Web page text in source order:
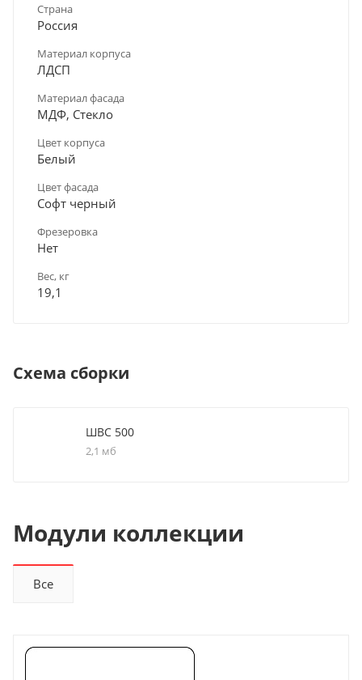
Страна
Россия
Материал корпуса
ЛДСП
Материал фасада
МДФ, Стекло
Цвет корпуса
Белый
Цвет фасада
Софт черный
Фрезеровка
Нет
Вес, кг
19,1
Схема сборки
ШВС 500
2,1 мб
Модули коллекции
Все